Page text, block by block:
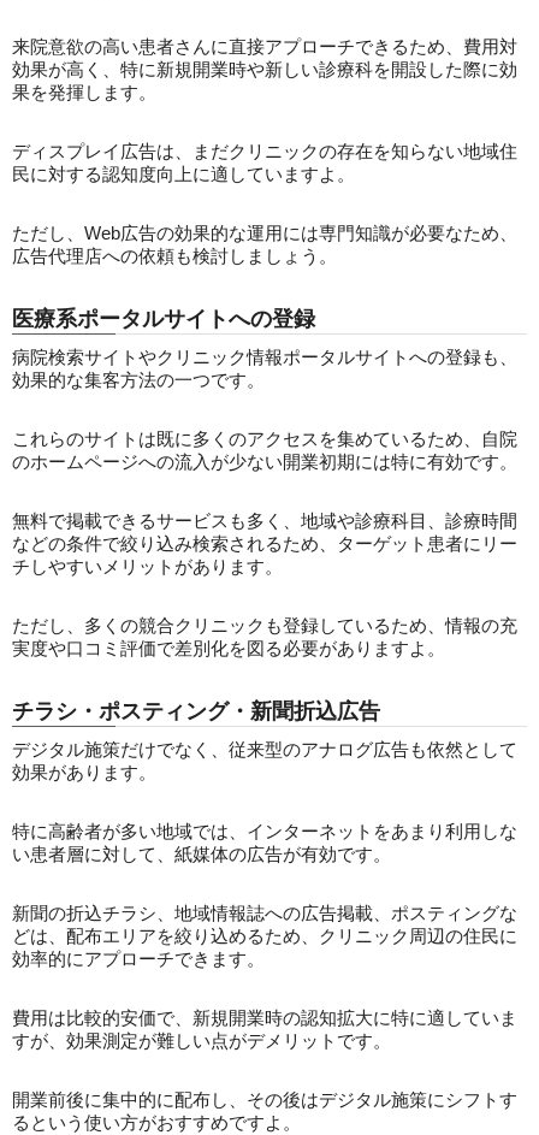
来院意欲の高い患者さんに直接アプローチできるため、費用対
効果が高く、特に新規開業時や新しい診療科を開設した際に効
果を発揮します。
ディスプレイ広告は、まだクリニックの存在を知らない地域住
民に対する認知度向上に適していますよ。
ただし、Web広告の効果的な運用には専門知識が必要なため、
広告代理店への依頼も検討しましょう。
医療系ポータルサイトへの登録
病院検索サイトやクリニック情報ポータルサイトへの登録も、
効果的な集客方法の一つです。
これらのサイトは既に多くのアクセスを集めているため、自院
のホームページへの流入が少ない開業初期には特に有効です。
無料で掲載できるサービスも多く、地域や診療科目、診療時間
などの条件で絞り込み検索されるため、ターゲット患者にリー
チしやすいメリットがあります。
ただし、多くの競合クリニックも登録しているため、情報の充
実度や口コミ評価で差別化を図る必要がありますよ。
チラシ・ポスティング・新聞折込広告
デジタル施策だけでなく、従来型のアナログ広告も依然として
効果があります。
特に高齢者が多い地域では、インターネットをあまり利用しな
い患者層に対して、紙媒体の広告が有効です。
新聞の折込チラシ、地域情報誌への広告掲載、ポスティングな
どは、配布エリアを絞り込めるため、クリニック周辺の住民に
効率的にアプローチできます。
費用は比較的安価で、新規開業時の認知拡大に特に適していま
すが、効果測定が難しい点がデメリットです。
開業前後に集中的に配布し、その後はデジタル施策にシフトす
るという使い方がおすすめですよ。